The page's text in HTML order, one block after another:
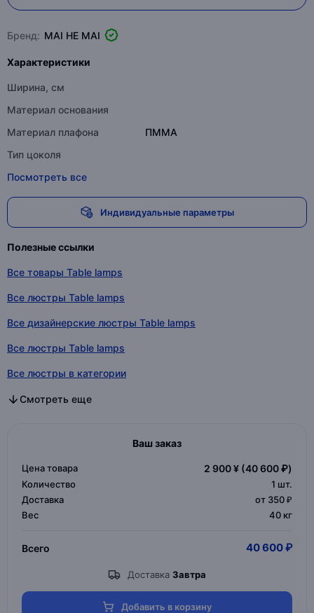
Бренд: MAI HE MAI
Характеристики
Ширина, см
Материал основания
Материал плафона
ПММА
Тип цоколя
Посмотреть все
Индивидуальные параметры
Полезные ссылки
Все товары Table lamps
Все люстры Table lamps
Все дизайнерские люстры Table lamps
Все люстры Table lamps
Все люстры в категории
Все дизайнерские люстры в категории
Все люстры в категории
Смотреть еще
Ваш заказ
Цена товара 2 900 ¥ (40 600 ₽)
Количество 1 шт.
Доставка
от 350 ₽
Вес
40 кг
Всего 40 600 ₽
Доставка Завтра
Добавить в корзину